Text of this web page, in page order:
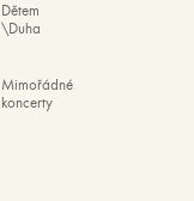
Dětem
\Duha
Mimořádné
koncerty